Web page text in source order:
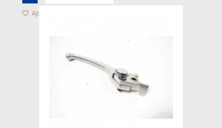
Ajouter à ma liste de cadeaux